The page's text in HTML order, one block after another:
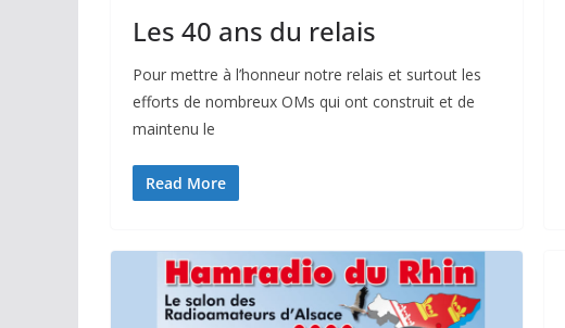
Les 40 ans du relais
Pour mettre à l’honneur notre relais et surtout les
efforts de nombreux OMs qui ont construit et de
maintenu le
Read More